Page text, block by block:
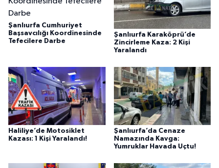
Şanlıurfa Cumhuriyet
Başsavcılığı Koordinesinde
Tefecilere Darbe
Şanlıurfa Karaköprü’de
Zincirleme Kaza: 2 Kişi
Yaralandı
Haliliye’de Motosiklet
Kazası: 1 Kişi Yaralandı!
Şanlıurfa’da Cenaze
Namazında Kavga:
Yumruklar Havada Uçtu!